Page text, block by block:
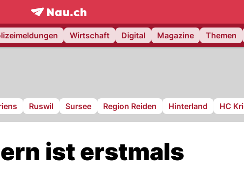
frontpage.NAU.ch
Wirtschaft Digital Magazine Themen
Ruswil Sursee Region Reiden Hinterland HC
ist erstmals